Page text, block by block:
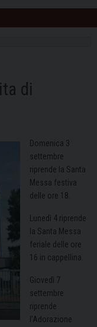
di
Domenica 3
settembre
riprende la Santa
Messa festiva
delle ore 18.
Lunedì 4 riprende
la Santa Messa
feriale delle ore
16 in cappellina.
Giovedì 7
settembre
riprende
l’Adorazione